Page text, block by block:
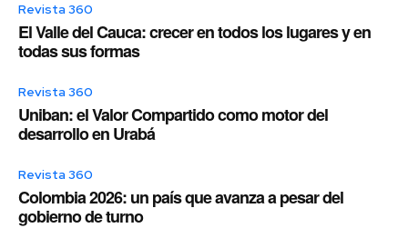
Revista 360
El Valle del Cauca: crecer en todos los lugares y en
todas sus formas
Revista 360
Uniban: el Valor Compartido como motor del
desarrollo en Urabá
Revista 360
Colombia 2026: un país que avanza a pesar del
gobierno de turno